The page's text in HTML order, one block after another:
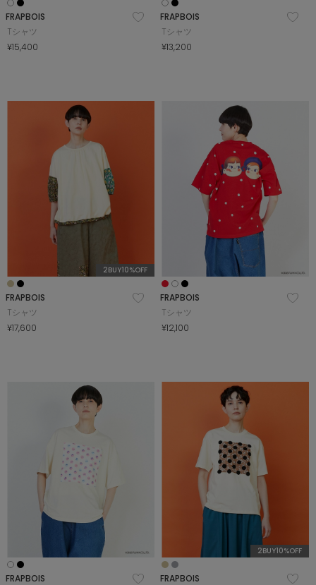
FRAPBOIS
Tシャツ
¥15,400
FRAPBOIS
Tシャツ
¥13,200
2BUY10%OFF
FRAPBOIS
Tシャツ
¥17,600
FRAPBOIS
Tシャツ
¥12,100
FRAPBOIS
2BUY10%OFF
FRAPBOIS